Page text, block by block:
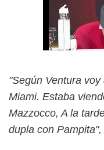
"Según Ventura
Miami. Estaba
Mazzocco, A la
dupla con Pampita",